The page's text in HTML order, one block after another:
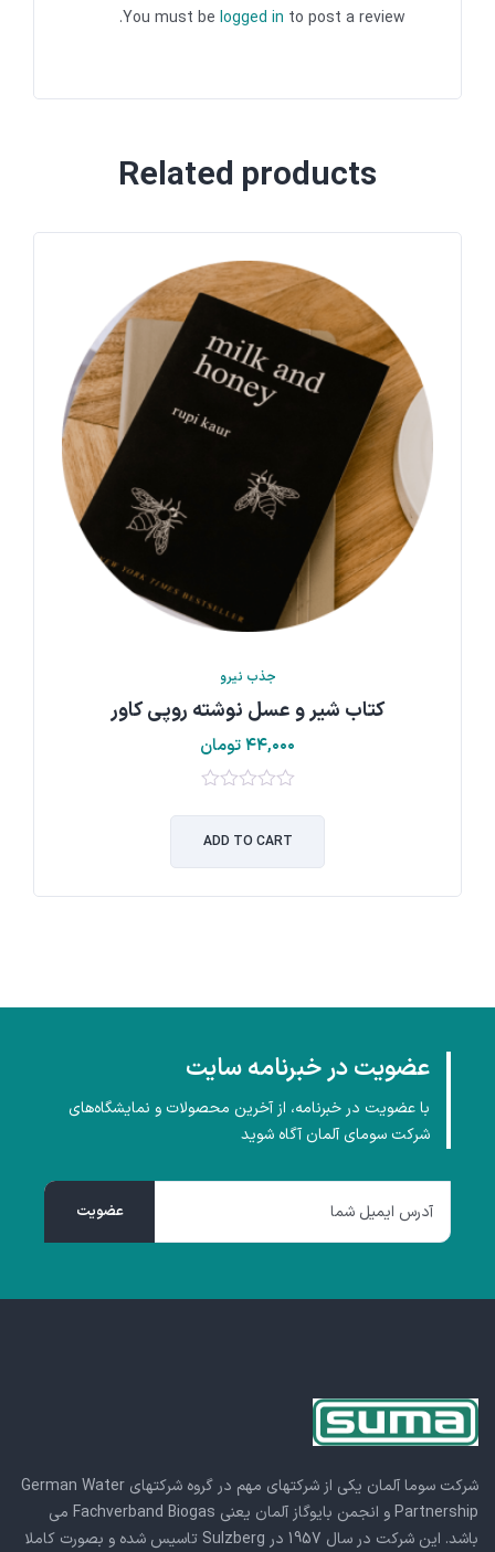
You must be logged in to post a review.
Related products
جذب نیرو
کتاب شیر و عسل نوشته روپی کاور
۴۴,۰۰۰تومان
of
ADD TO CART
عضویت در خبرنامه سایت
با عضویت در خبرنامه، از آخرین محصولات و نمایشگاه‌های
شرکت سومای آلمان آگاه شوید
شرکت سوما آلمان یکی از شرکتهای مهم در گروه شرکتهای German Water
Partnership و انجمن بایوگاز آلمان یعنی Fachverband Biogas می
باشد. این شرکت در سال 1957 در Sulzberg تاسیس شده و بصورت کاملا